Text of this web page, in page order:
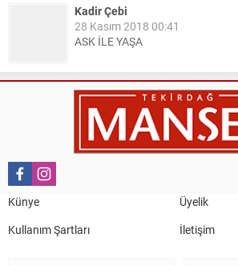
Kadir Çebi
28 Kasım 2018 00:41
ASK İLE YAŞA
Nail Kazanç
10 Mart 2023 21:36
HAYDİ TEKİRDAĞ MAÇA !!!!
TEKİRDAĞ İL EMNİYET
Künye
Üyelik
Kullanım Şartları
İletişim